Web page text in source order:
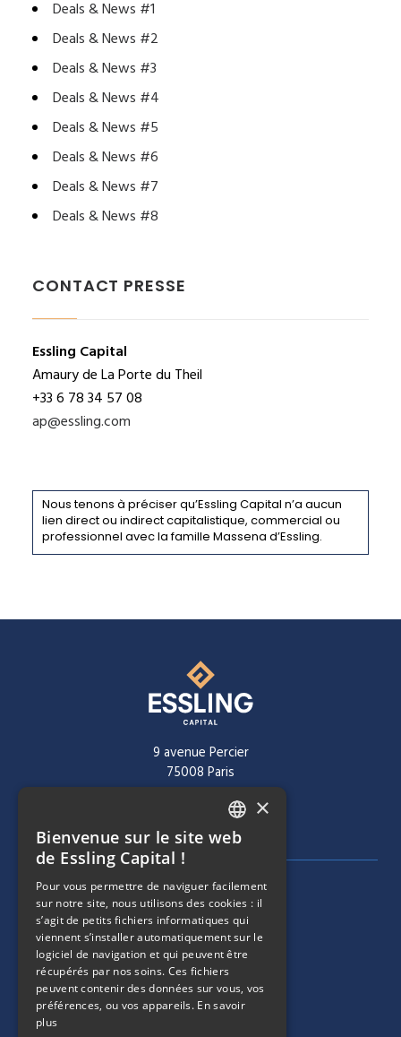
Deals & News #1
Deals & News #2
Deals & News #3
Deals & News #4
Deals & News #5
Deals & News #6
Deals & News #7
Deals & News #8
CONTACT PRESSE
Essling Capital
Amaury de La Porte du Theil
+33 6 78 34 57 08
ap@essling.com
Nous tenons à préciser qu’Essling Capital n’a aucun
lien direct ou indirect capitalistique, commercial ou
professionnel avec la famille Massena d’Essling.
9 avenue Percier
75008 Paris
+ 33 1 40 60 22 30
MENU DE NAVIGATION
SOCIÉTÉ
ÉQUIPE
MENU DE NAVIGATION
STRATÉGIES
FRENCH
×
Bienvenue sur le site web
de Essling Capital !
Pour vous permettre de naviguer facilement
sur notre site, nous utilisons des cookies : il
s’agit de petits fichiers informatiques qui
viennent s’installer automatiquement sur le
logiciel de navigation et qui peuvent être
récupérés par nos soins. Ces fichiers
peuvent contenir des données sur vous, vos
préférences, ou vos appareils. En savoir
plus